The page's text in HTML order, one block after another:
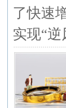
了快速
实现“逆